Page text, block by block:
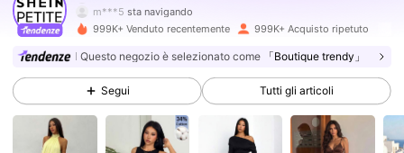
m***5 sta navigando
4.83
2.3M Follower
4.83 2.3M Follower
4.83 2.3M Follower
999K+ Venduto recentemente 999K+ Acquisto ripetuto
Questo negozio è selezionato come 「Boutique trendy」
Segui Tutti gli articoli